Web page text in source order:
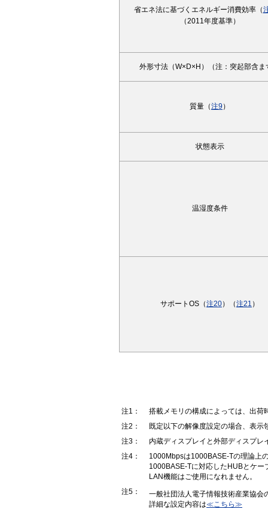
省エネ法に基づくエネルギー消費効率（
（2011年度基準）
外形寸法（W×D×H）（注：突起部含ま
質量（注9 ）
状態表示
温湿度条件
サポートOS（注20）（注21 ）
注1：
搭載メモリの構成によっては、出荷
注2：
既定以下の解像度設定の場合、表
注3：
内蔵ディスプレイと外部ディスプ
注4：
1000Mbpsは1000BASE-Tの理論上
1000BASE-Tに対応したHUBとケ
LAN機能はご使用になれません。
注5：
一般社団法人電子情報技術産業協会
詳細な設定内容は≪こちら≫